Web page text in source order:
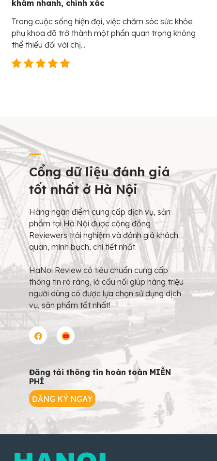
khám nhanh, chính xác
Trong cuộc sống hiện đại, việc chăm sóc sức khỏe
phụ khoa đã trở thành một phần quan trọng không
thể thiếu đối với chị...
Cổng dữ liệu đánh giá
tốt nhất ở Hà Nội
Hàng ngàn điểm cung cấp dịch vụ, sản
phẩm tại Hà Nội được cộng đồng
Reviewers trải nghiệm và đánh giá khách
quan, minh bạch, chi tiết nhất.
HaNoi Review có tiêu chuẩn cung cấp
thông tin rõ ràng, là cầu nối giúp hàng triệu
người dùng có được lựa chọn sử dụng dịch
vụ, sản phẩm tốt nhất!
Đăng tải thông tin hoàn toàn MIỄN
PHÍ
ĐĂNG KÝ NGAY